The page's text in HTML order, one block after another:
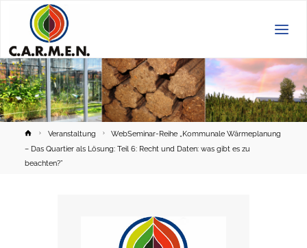
HomeVeranstaltung
WebSeminar-Reihe „Kommunale Wärmeplanung
– Das Quartier als Lösung: Teil 6: Recht und Daten: was gibt es zu
beachten?”